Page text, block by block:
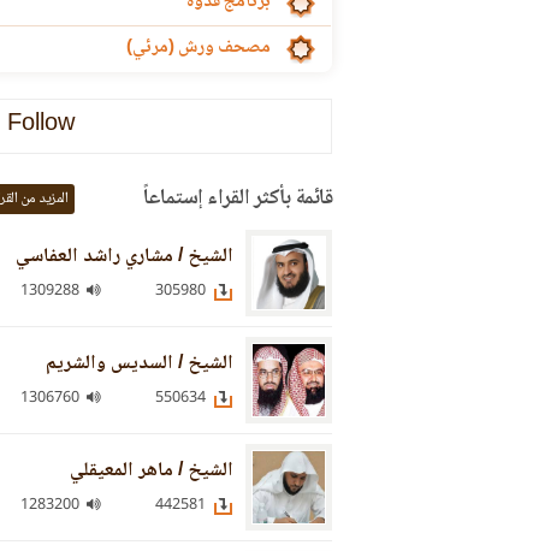
مصحف ورش (مرئي)
Follow
قائمة بأكثر القراء إستماعاً المزيد من
الشيخ / مشاري راشد العفاسي
الشيخ / السديس والشريم
الشيخ / ماهر المعيقلي